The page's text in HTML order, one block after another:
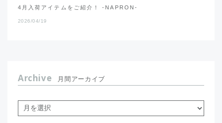
4月入荷アイテムをご紹介！ -NAPRON-
2026/04/19
Archive 月間アーカイブ